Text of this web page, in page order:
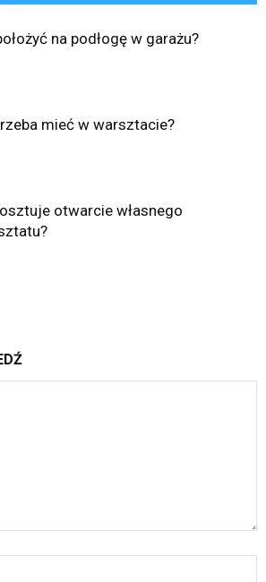
na podłogę w garażu?
mieć w warsztacie?
otwarcie własnego